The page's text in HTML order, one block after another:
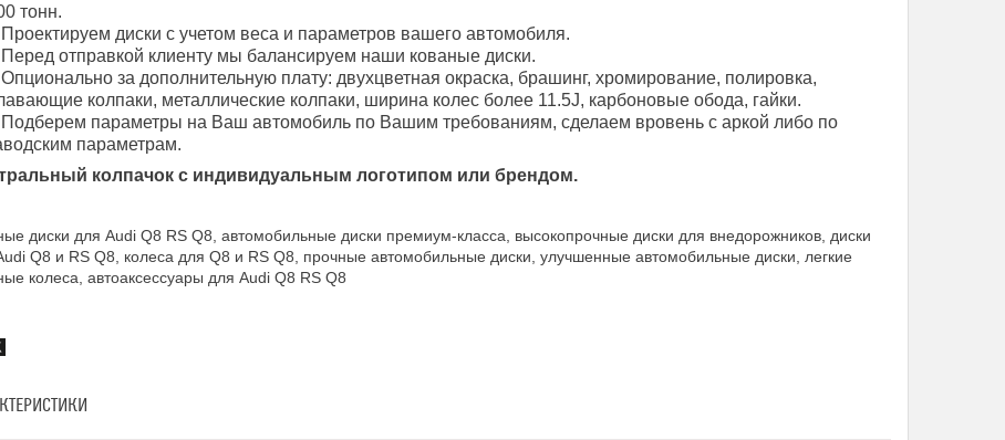
тонн.
Проектируем диски с учетом веса и параметров вашего автомобиля.
Перед отправкой клиенту мы балансируем наши кованые диски.
Опционально за дополнительную плату: двухцветная окраска, брашинг, хромирование, полировка,
колпаки, металлические колпаки, ширина колес более 11.5J, карбоновые обода, гайки.
Подберем параметры на Ваш автомобиль по Вашим требованиям, сделаем вровень с аркой либо по
параметрам.
колпачок с индивидуальным логотипом или брендом.
диски для Audi Q8 RS Q8, автомобильные диски премиум-класса, высокопрочные диски для внедорожников, диски
Q8 и RS Q8, колеса для Q8 и RS Q8, прочные автомобильные диски, улучшенные автомобильные диски, легкие
колеса, автоаксессуары для Audi Q8 RS Q8